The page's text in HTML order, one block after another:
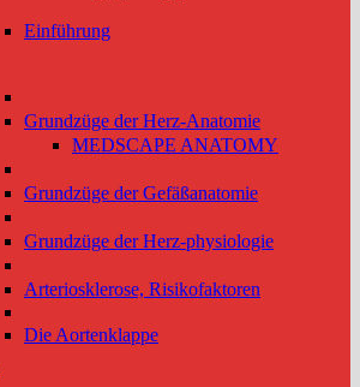
Einführung
Grundzüge der Herz-Anatomie
MEDSCAPE ANATOMY
Grundzüge der Gefäßanatomie
Grundzüge der Herz-physiologie
Arteriosklerose, Risikofaktoren
Die Aortenklappe